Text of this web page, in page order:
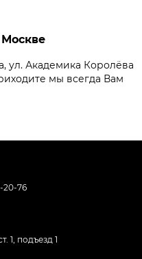
ул. Академика Королёва
мы всегда Вам
20-76
1, подъезд 1